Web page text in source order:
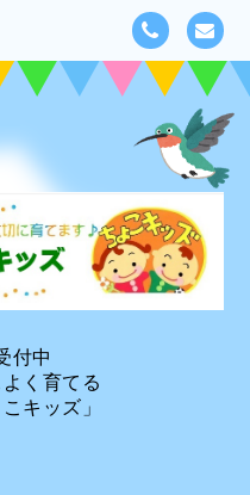
付中
よく育てる
キッズ」